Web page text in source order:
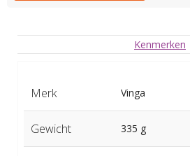
Kenmerken
Merk Vinga
Gewicht 335 g